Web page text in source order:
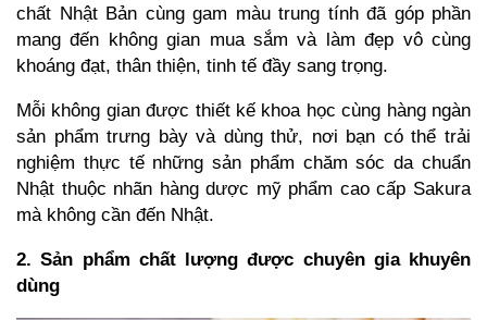
chất Nhật Bản cùng gam màu trung tính đã góp phần
mang đến không gian mua sắm và làm đẹp vô cùng
khoáng đạt, thân thiện, tinh tế đầy sang trọng.
Mỗi không gian được thiết kế khoa học cùng hàng ngàn
sản phẩm trưng bày và dùng thử, nơi bạn có thể trải
nghiệm thực tế những sản phẩm chăm sóc da chuẩn
Nhật thuộc nhãn hàng dược mỹ phẩm cao cấp Sakura
mà không cần đến Nhật.
2. Sản phẩm chất lượng được chuyên gia khuyên
dùng